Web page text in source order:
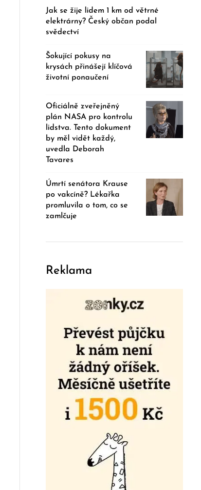
Jak se žije lidem 1 km od větrné
elektrárny? Český občan podal
svědectví
Šokující pokusy na
krysách přinášejí klíčová
životní ponaučení
Oficiálně zveřejněný
plán NASA pro kontrolu
lidstva. Tento dokument
by měl vidět každý,
uvedla Deborah
Tavares
Úmrtí senátora Krause
po vakcíně? Lékařka
promluvila o tom, co se
zamlčuje
Reklama